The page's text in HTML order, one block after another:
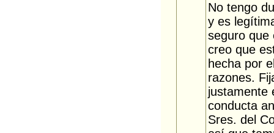
No tengo
y es
seguro que
creo que
hecha por
razones.
justamente
conducta
Sres. del